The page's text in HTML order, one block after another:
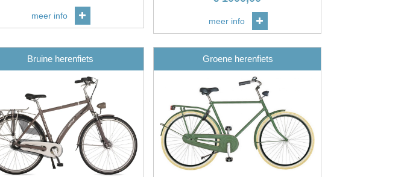
meer info
meer info
Bruine herenfiets Groene herenfiets